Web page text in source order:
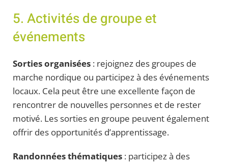
5. Activités de groupe et
événements
Sorties organisées : rejoignez des groupes de
marche nordique ou participez à des événements
locaux. Cela peut être une excellente façon de
rencontrer de nouvelles personnes et de rester
motivé. Les sorties en groupe peuvent également
offrir des opportunités d’apprentissage.
Randonnées thématiques : participez à des